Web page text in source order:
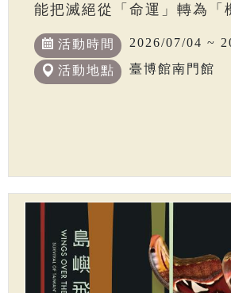
能把滅絕從「命運」轉為「
活動時間 2026/07/04 ~
活動地點 臺博館南門館